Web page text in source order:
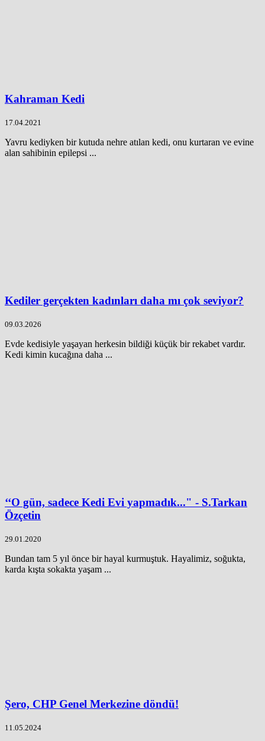
Kahraman Kedi
17.04.2021
Yavru kediyken bir kutuda nehre atılan kedi, onu kurtaran ve evine
alan sahibinin epilepsi ...
Kediler gerçekten kadınları daha mı çok seviyor?
09.03.2026
Evde kedisiyle yaşayan herkesin bildiği küçük bir rekabet vardır.
Kedi kimin kucağına daha ...
‘‘O gün, sadece Kedi Evi yapmadık..." - S.Tarkan
Özçetin
29.01.2020
Bundan tam 5 yıl önce bir hayal kurmuştuk. Hayalimiz, soğukta,
karda kışta sokakta yaşam ...
Şero, CHP Genel Merkezine döndü!
11.05.2024